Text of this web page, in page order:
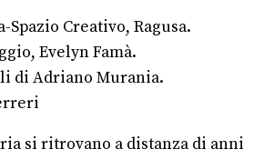
Spazio Creativo, Ragusa.
Evelyn Famà.
di Adriano Murania.
si ritrovano a distanza di anni